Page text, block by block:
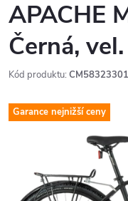
APACHE
Černá,
Kód produktu:
Garance nejnižší ceny